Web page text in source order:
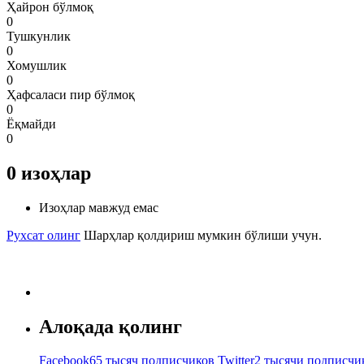
Ҳайрон бўлмоқ
0
Тушкунлик
0
Хомушлик
0
Ҳафсаласи пир бўлмоқ
0
Ёқмайди
0
0 изоҳлар
Изоҳлар мавжуд емас
Рухсат олинг Шарҳлар қолдириш мумкин бўлиши учун.
Алоқада қолинг
Facebook65 тысяч подписчиков Twitter2 тысячи